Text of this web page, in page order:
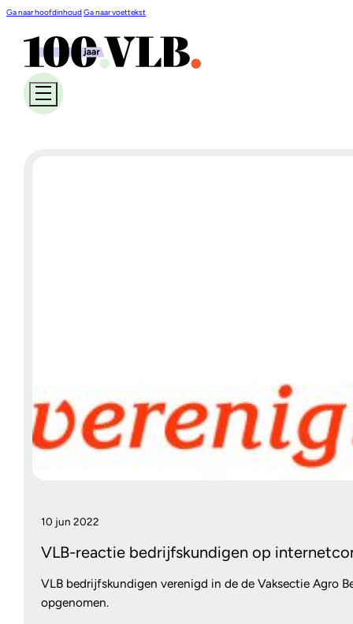
Ga naar hoofdinhoudGa naar voettekst
10 jun 2022
VLB-reactie bedrijfskundigen op
VLB bedrijfskundigen verenigd in de de Vaksectie Agro
opgenomen.